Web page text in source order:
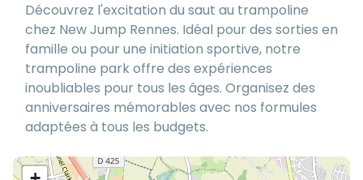
Découvrez l'excitation du saut au trampoline
chez New Jump Rennes. Idéal pour des sorties en
famille ou pour une initiation sportive, notre
trampoline park offre des expériences
inoubliables pour tous les âges. Organisez des
anniversaires mémorables avec nos formules
adaptées à tous les budgets.